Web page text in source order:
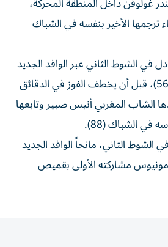
ترجمها الأخير بنفسه في الشباك
في الشوط الثاني عبر الوافد الجديد
الدنماركي ميكا بيريش (56)، قبل أن يخطف الفوز في الدقائق
الشاب المغربي أنيس صبير وتابعها
في الشباك (88).
11 تبديلاً في الشوط الثاني، مانحاً الوافد الجديد
مونيوس مشاركته الأولى بقميص